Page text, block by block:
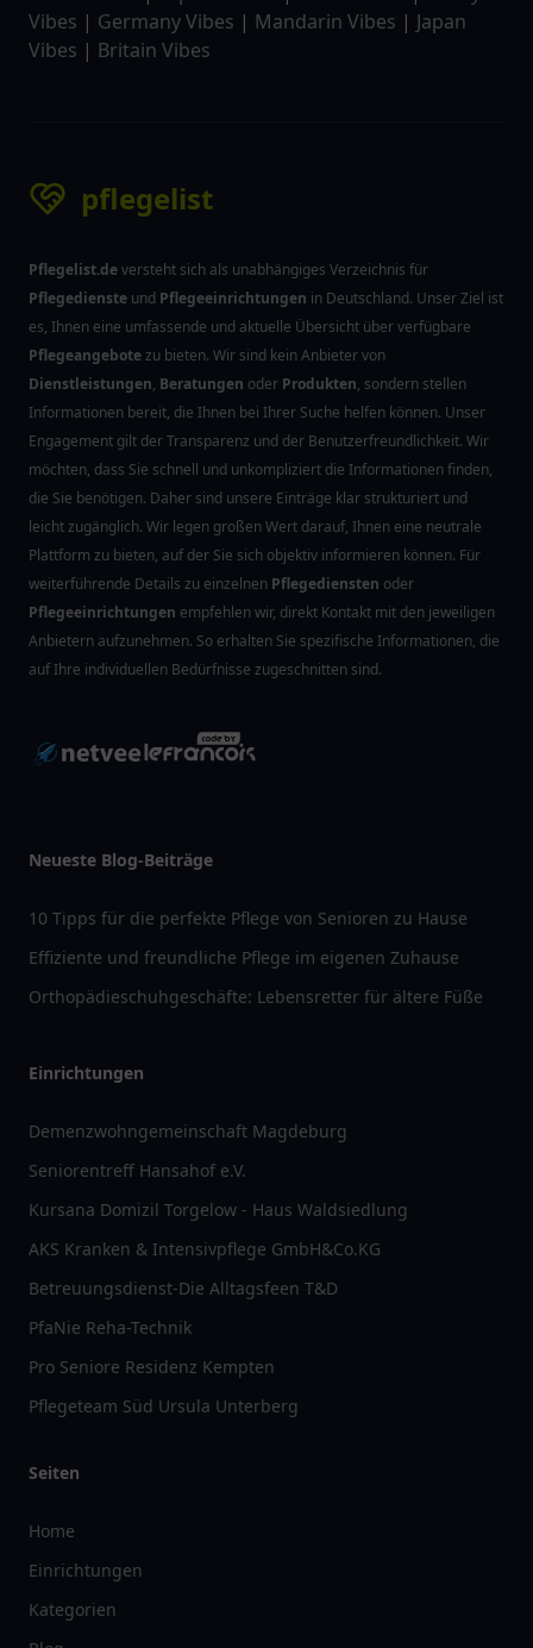
Vibes | Germany Vibes | Mandarin Vibes | Japan
Vibes | Britain Vibes
pflegelist
Pflegelist.deversteht sich als unabhängiges Verzeichnis für
Pflegedienste und Pflegeeinrichtungen in Deutschland. Unser Ziel ist
es, Ihnen eine umfassende und aktuelle Übersicht über verfügbare
Pflegeangebotezu bieten. Wir sind kein Anbieter von
Dienstleistungen, Beratungen oder Produkten, sondern stellen
Informationen bereit, die Ihnen bei Ihrer Suche helfen können. Unser
Engagement gilt der Transparenz und der Benutzerfreundlichkeit. Wir
möchten, dass Sie schnell und unkompliziert die Informationen finden,
die Sie benötigen. Daher sind unsere Einträge klar strukturiert und
leicht zugänglich. Wir legen großen Wert darauf, Ihnen eine neutrale
Plattform zu bieten, auf der Sie sich objektiv informieren können. Für
weiterführende Details zu einzelnen Pflegediensten oder
Pflegeeinrichtungen empfehlen wir, direkt Kontakt mit den jeweiligen
Anbietern aufzunehmen. So erhalten Sie spezifische Informationen, die
auf Ihre individuellen Bedürfnisse zugeschnitten sind.
Neueste Blog-Beiträge
10 Tipps für die perfekte Pflege von Senioren zu Hause
Effiziente und freundliche Pflege im eigenen Zuhause
Orthopädieschuhgeschäfte: Lebensretter für ältere Füße
Einrichtungen
Demenzwohngemeinschaft Magdeburg
Seniorentreff Hansahof e.V.
Kursana Domizil Torgelow - Haus Waldsiedlung
AKS Kranken & Intensivpflege GmbH&Co.KG
Betreuungsdienst-Die Alltagsfeen T&D
PfaNie Reha-Technik
Pro Seniore Residenz Kempten
Pflegeteam Süd Ursula Unterberg
Seiten
Home
Einrichtungen
Kategorien